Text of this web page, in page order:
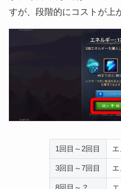
すが、段階的にコストが上
1回目～2回目
3回目～7回目
8回目～？